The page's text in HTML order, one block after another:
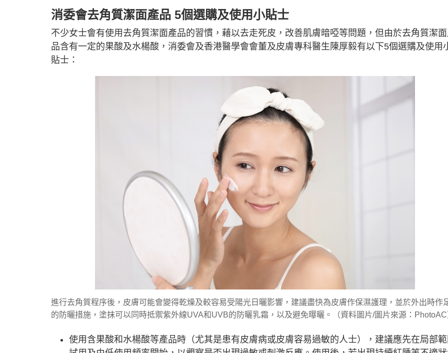
消委會去角質潔面產品 5個選購及使用小貼士
不少女士會有使用去角質潔面產品的習慣，藉以去走死皮，改善肌膚暗啞等問題，但由於去角質潔
品含有一定的果酸及水楊酸，消委會及香港醫學會會董及皮膚專科醫生陳厚毅有以下5個選購及使用
貼士：
進行去角質程序後，皮膚可能會變得乾燥及較容易受陽光日曬影響，建議盡快為皮膚作保濕護理，並於外出時作
的防曬措施，塗抹可以同時抵禦紫外線UVA和UVB的防曬乳霜，以及避免曝曬。（資料圖片/圖片來源：
使用含果酸和水楊酸等產品時（尤其是患有皮膚病或皮膚容易過敏的人士），建議應先在局部